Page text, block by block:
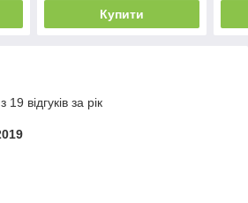
Купити
відгуків за рік